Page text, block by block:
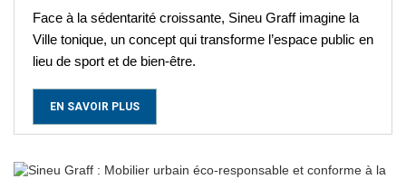
Face à la sédentarité croissante, Sineu Graff imagine la
Ville tonique, un concept qui transforme l’espace public en
lieu de sport et de bien-être.
EN SAVOIR PLUS